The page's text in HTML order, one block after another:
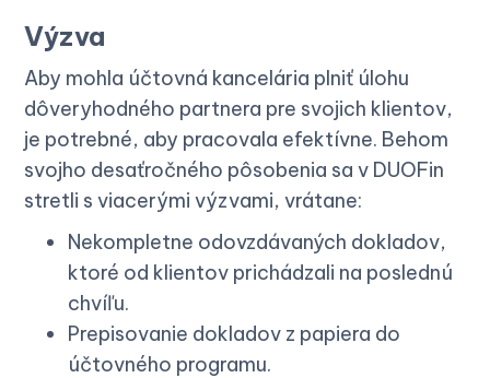
Výzva
Aby mohla účtovná kancelária plniť úlohu
dôveryhodného partnera pre svojich klientov,
je potrebné, aby pracovala efektívne. Behom
svojho desaťročného pôsobenia sa v DUOFin
stretli s viacerými výzvami, vrátane:
Nekompletne odovzdávaných dokladov,
ktoré od klientov prichádzali na poslednú
chvíľu.
Prepisovanie dokladov z papiera do
účtovného programu.